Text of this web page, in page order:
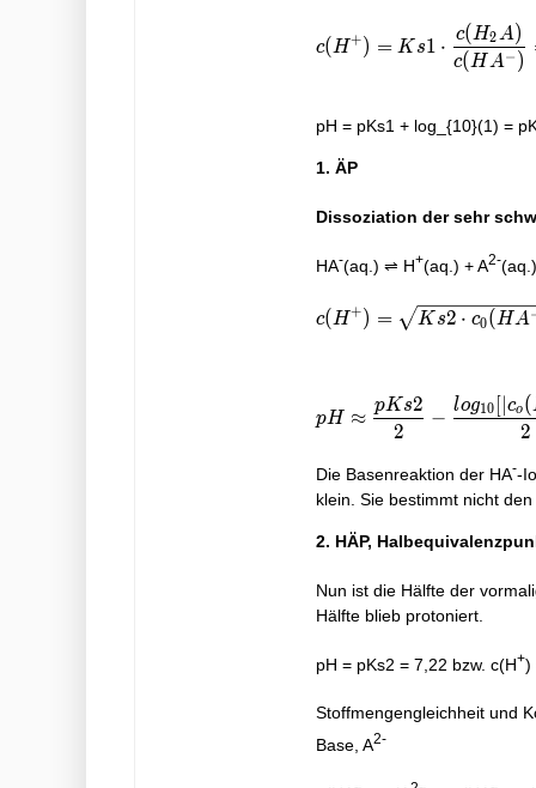
c(H^{+}) = Ks1\cdot
c(H+ ) = K s1 ⋅
c(HA− )
c(H2A)
pH = pKs1 + log_{10}(1) =
1. ÄP
Dissoziation der sehr
HA-(aq.) ⇌ H+(aq.) + A2-(aq.)
c(H^{+}) =
c(H+ ) = K s2 ⋅ c0(HA
pH \approx
pH ≈
2
pKs2
−
2
log10 [∣co(
Die Basenreaktion der HA--
klein. Sie bestimmt nicht den
2. HÄP,
Nun ist die Hälfte der
Hälfte blieb protoniert.
pH = pKs2 = 7,22 bzw. c(H+)
Stoffmengengleichheit und
Base, A2-